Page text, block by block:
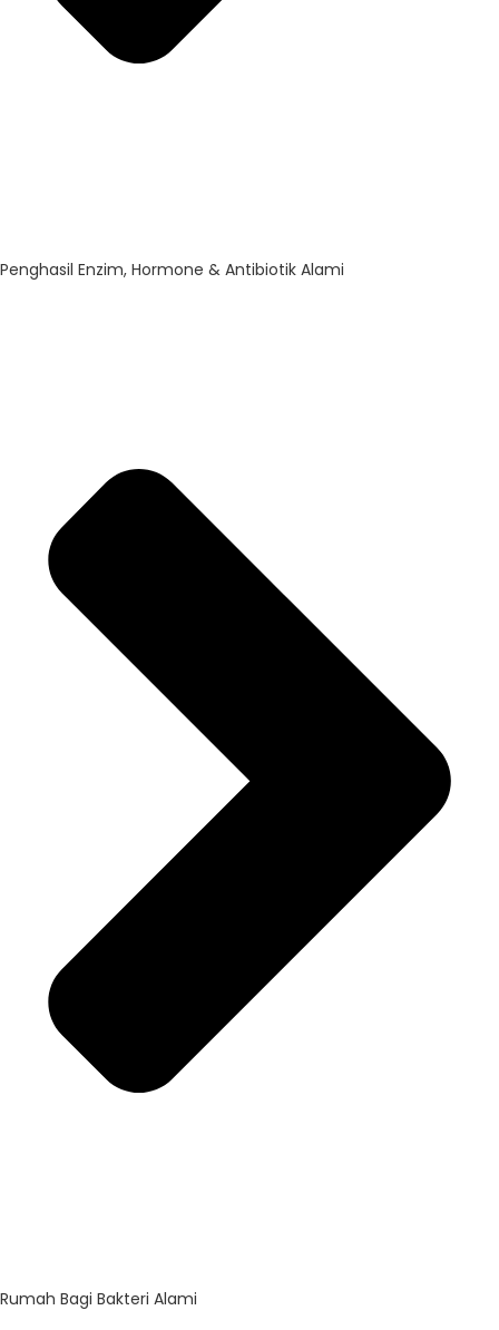
Penghasil Enzim, Hormone & Antibiotik Alami
Rumah Bagi Bakteri Alami